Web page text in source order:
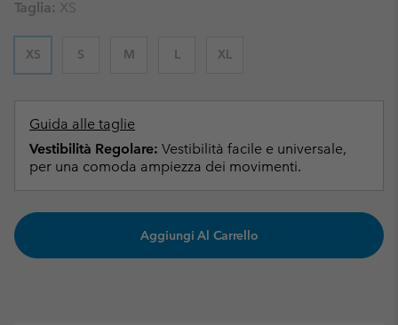
Taglia: XS
XS S M L XL
Guida alle taglie
Vestibilità Regolare: Vestibilità facile e universale,
per una comoda ampiezza dei movimenti.
Aggiungi Al Carrello